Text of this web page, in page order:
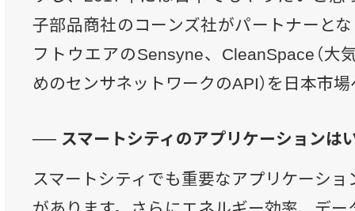
子部品商社のコーンズ社がパートナーと
フトウエアのSensyne、CleanSpace（大
めのセンサネットワークのAPI）を日本市
── スマートシティのアプリケーションは
スマートシティでも重要なアプリケーシ